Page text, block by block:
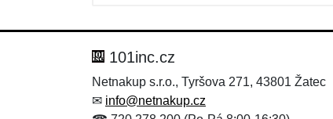
Zpráva*
Zpráva*
101inc.cz
Netnakup s.r.o., Tyršova 271, 43801 Žatec
✉ info@netnakup.cz